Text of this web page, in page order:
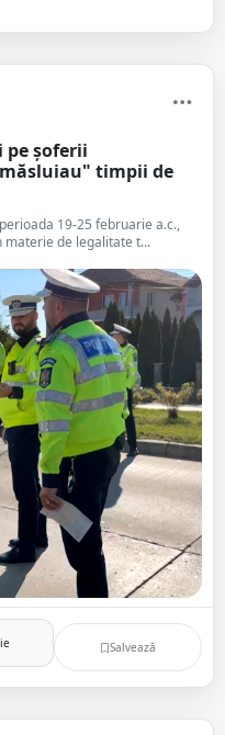
șoferii
timpii de
19-25 februarie a.c.,
materie de legalitate t...
Salvează